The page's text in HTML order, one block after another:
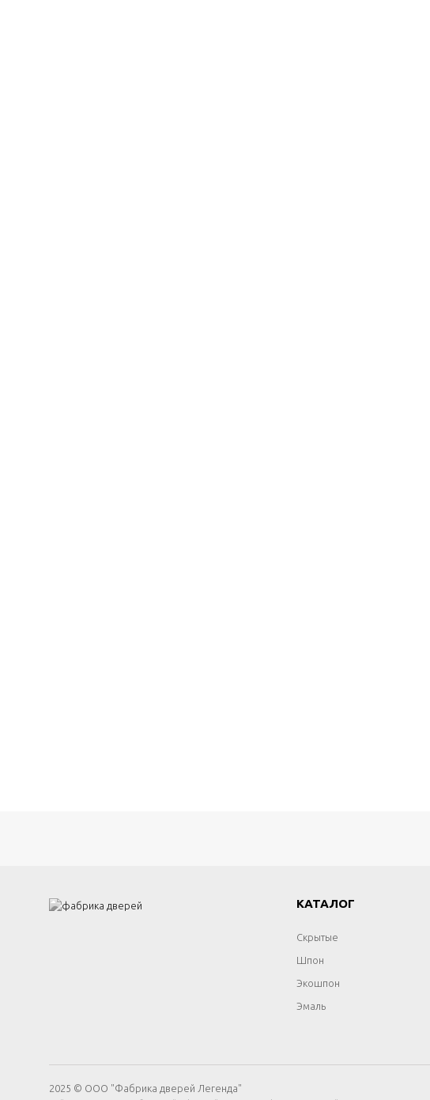
КАТАЛОГ
Скрытые
Шпон
Экошпон
Эмаль
2025 © ООО "Фабрика дверей Легенда"